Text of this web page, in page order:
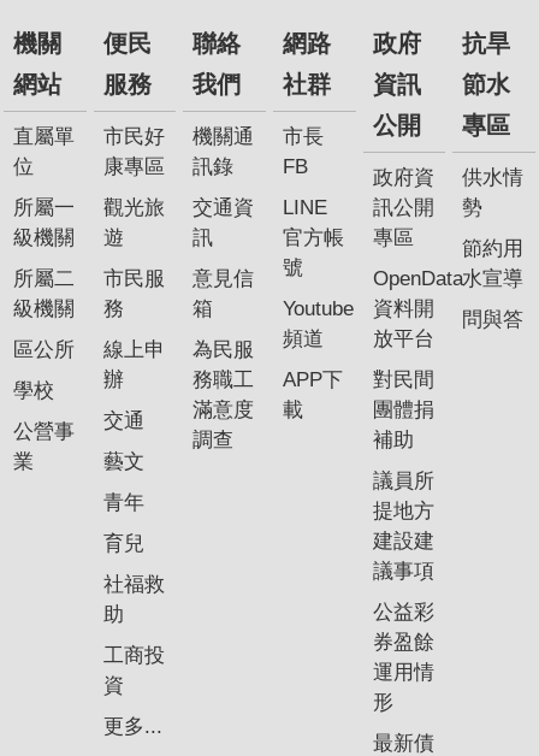
機關
網站
直屬單
位
所屬一
級機關
所屬二
級機關
區公所
學校
公營事
業
便民
服務
市民好
康專區
觀光旅
遊
市民服
務
線上申
辦
交通
藝文
青年
育兒
社福救
助
工商投
資
更多...
聯絡
我們
機關通
訊錄
交通資
訊
意見信
箱
為民服
務職工
滿意度
調查
網路
社群
市長
FB
LINE
官方帳
號
Youtube
頻道
APP下
載
政府
資訊
公開
政府資
訊公開
專區
OpenData
資料開
放平台
對民間
團體捐
補助
議員所
提地方
建設建
議事項
公益彩
券盈餘
運用情
形
最新債
抗旱
節水
專區
供水情
勢
節約用
水宣導
問與答